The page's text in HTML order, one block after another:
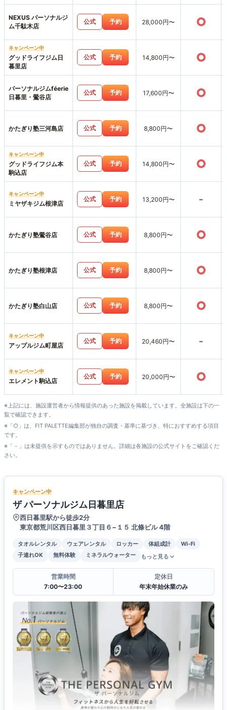
NEXUS パーソナルジ
ム千駄木店
公式 予約 28,000円〜 ○
キャンペーン中
グッドライフジム日
暮里店
公式 予約 14,800円〜 ○
パーソナルジムféerie
日暮里・鶯谷店
公式 予約 17,600円〜 ○
かたぎり塾三河島店 公式 予約 8,800円〜 ○
キャンペーン中
グッドライフジム本
駒込店
公式 予約 14,800円〜 ○
キャンペーン中
ミヤザキジム根津店
公式 予約 13,200円〜 -
かたぎり塾鶯谷店 公式 予約 8,800円〜 ○
かたぎり塾根津店 公式 予約 8,800円〜 ○
かたぎり塾白山店 公式 予約 8,800円〜 ○
キャンペーン中
アップルジム町屋店
公式 予約 20,460円〜 -
キャンペーン中
エレメント駒込店
公式 予約 20,000円〜 ○
※上記には、施設運営者から情報提供のあった施設を掲載しています。全施設は下の一
覧で確認できます。
※「○」は、FIT PALETTE編集部が独自の調査・基準に基づき、特におすすめする項目
です。
※「－」は未提供を示すものではありません。詳細は各施設の公式サイトをご確認くだ
さい。
キャンペーン中
ザ パーソナルジム日暮里店
西日暮里駅から徒歩2分
東京都荒川区西日暮里３丁目６−１５ 北條ビル 4階
タオルレンタル ウェアレンタル ロッカー 体組成計
Wi-Fi
子連れOK
無料体験 ミネラルウォーター もっと見る
営業時間
7:00〜23:00
定休日
年末年始休業のみ